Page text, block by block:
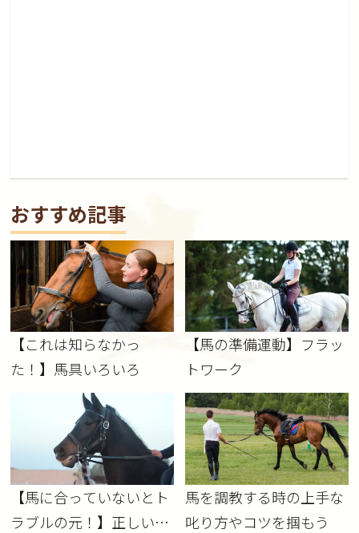
おすすめ記事
【これは知らなかっ
た！】馬具いろいろ
【馬の準備運動】フラッ
トワーク
【馬に合っていないとト
ラブルの元！】正しいハ
馬を調教する時の上手な
叱り方やコツを掴もう